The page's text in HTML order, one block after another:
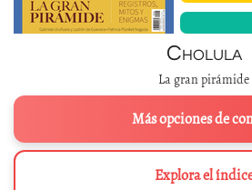
Cholula
La gran pirámide
Más opciones de
Explora el